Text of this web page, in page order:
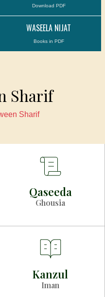
Download PDF
WASEELA NIJAT
Books in PDF
Sharif
Sharif
Qaseeda
Ghousia
Kanzul
Iman